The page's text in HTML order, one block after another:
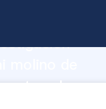
valores a